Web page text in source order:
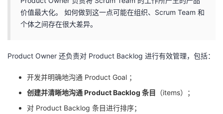
价值最大化。 如何做到这一点可能在组织、Scrum Team 和
个体之间存在很大差异。
Product Owner 还负责对 Product Backlog 进行有效管理，包括：
开发并明确地沟通 Product Goal ；
创建并清晰地沟通 Product Backlog 条目 （items）；
对 Product Backlog 条目进行排序；